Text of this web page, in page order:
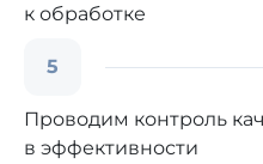
к обработке
5
Проводим контроль
в эффективности